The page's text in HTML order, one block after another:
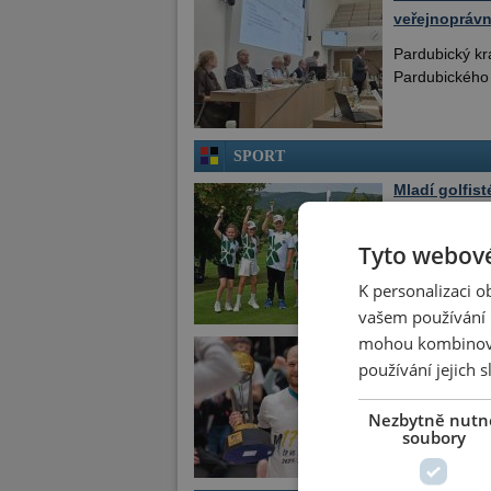
Pardubický
SPORT
Mladí
ČR/
golfisté Golf
Radim
Chrudim –
večer na
Tyto
K personalizaci
vašem
mohou
používání jejich
Nezbytně
soubory